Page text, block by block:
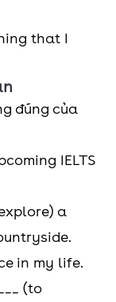
that I
đúng của
IELTS
a
in my life.
(to